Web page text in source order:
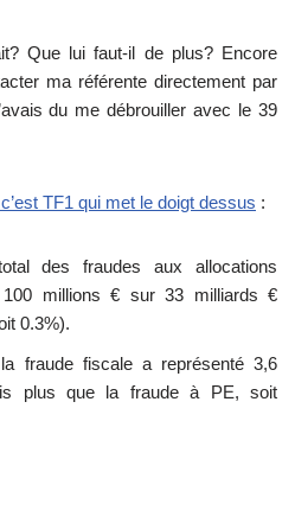
Que lui faut-il de plus? Encore
ma référente directement par
du me débrouiller avec le 39
TF1 qui met le doigt dessus :
des fraudes aux allocations
millions € sur 33 milliards €
0.3%).
fraude fiscale a représenté 3,6
plus que la fraude à PE, soit